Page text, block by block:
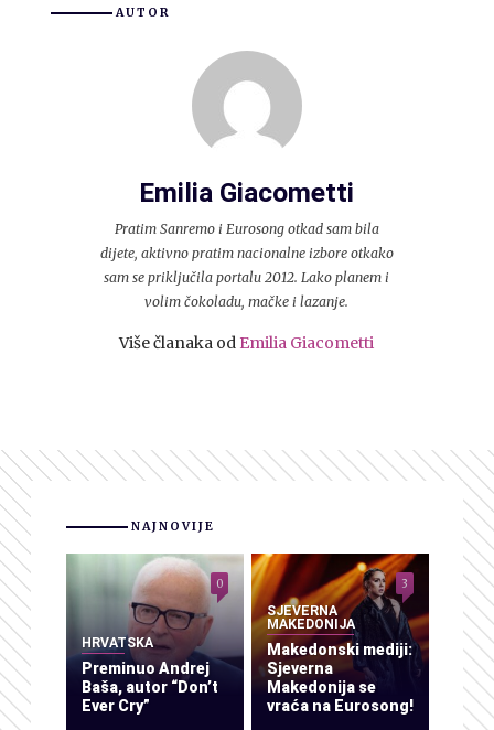
AUTOR
Emilia Giacometti
Pratim Sanremo i Eurosong otkad sam bila
dijete, aktivno pratim nacionalne izbore otkako
sam se priključila portalu 2012. Lako planem i
volim čokoladu, mačke i lazanje.
Više članaka od Emilia Giacometti
NAJNOVIJE
HRVATSKA
Preminuo Andrej
Baša, autor “Don’t
Ever Cry”
0
SJEVERNA
MAKEDONIJA
Makedonski mediji:
Sjeverna
Makedonija se
vraća na Eurosong!
3